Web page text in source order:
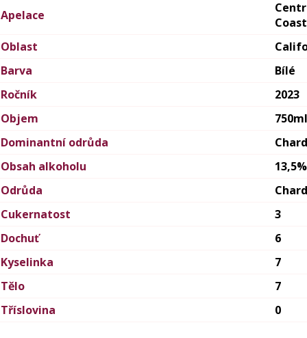
Apelace
Coast
Oblast
Barva
Bílé
Ročník
2023
Objem
750ml
Dominantní odrůda
Obsah alkoholu
13,5%
Odrůda
Cukernatost
3
Dochuť
6
Kyselinka
7
Tělo
7
Tříslovina
0